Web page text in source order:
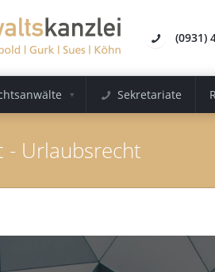
(0931)
Sekretariate
- Urlaubsrecht